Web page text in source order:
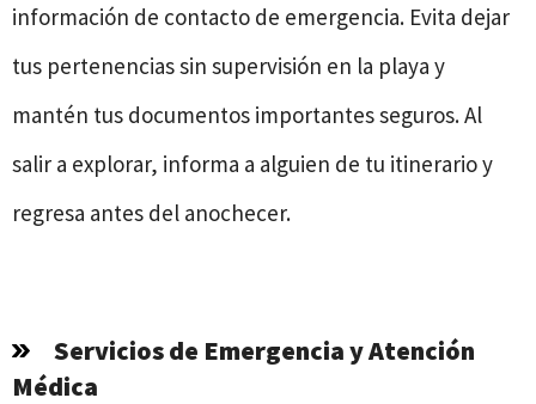
información de contacto de emergencia. Evita dejar
tus pertenencias sin supervisión en la playa y
mantén tus documentos importantes seguros. Al
salir a explorar, informa a alguien de tu itinerario y
regresa antes del anochecer.
Servicios de Emergencia y Atención
Médica